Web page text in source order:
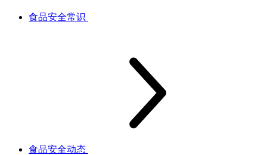
食品安全常识
食品安全动态